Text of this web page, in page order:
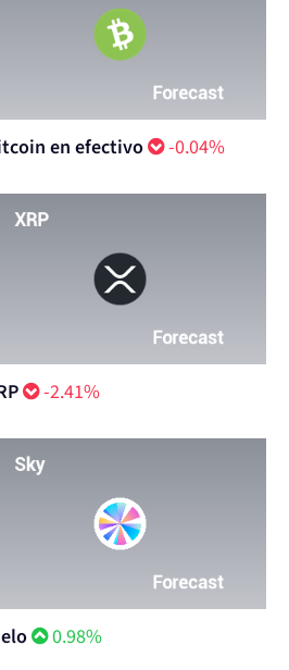
en efectivo -0.04%
-2.41%
0.98%